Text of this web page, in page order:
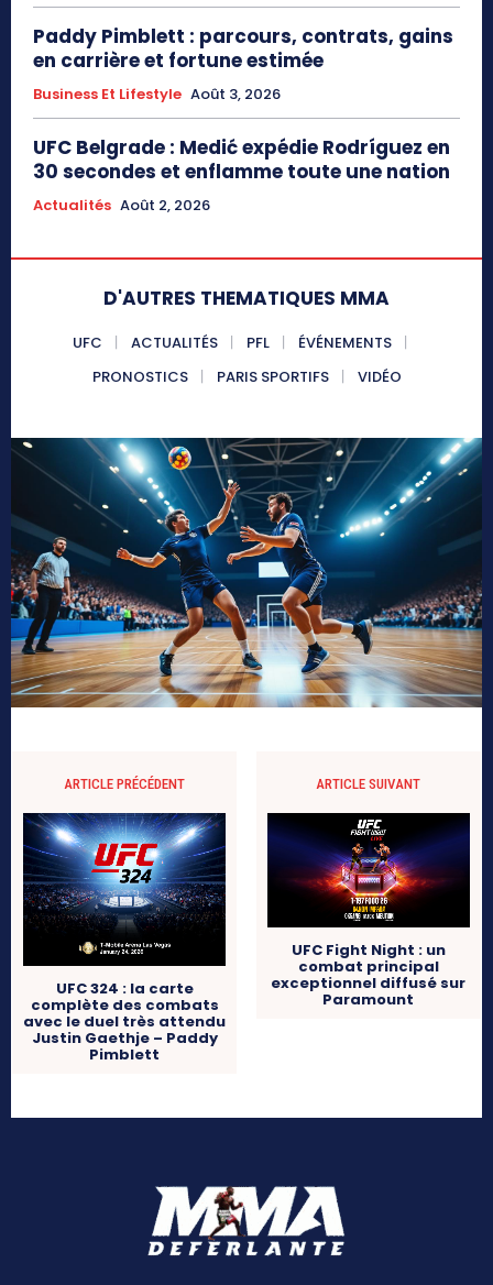
Paddy Pimblett : parcours, contrats, gains
en carrière et fortune estimée
Business Et Lifestyle Août 3, 2026
UFC Belgrade : Medić expédie Rodríguez en
30 secondes et enflamme toute une nation
Actualités Août 2, 2026
D'AUTRES THEMATIQUES MMA
UFC ACTUALITÉS PFL
ÉVÉNEMENTS
PRONOSTICS
PARIS SPORTIFS VIDÉO
ARTICLE PRÉCÉDENT
UFC 324 : la carte
complète des combats
avec le duel très attendu
Justin Gaethje – Paddy
Pimblett
ARTICLE SUIVANT
UFC Fight Night : un
combat principal
exceptionnel diffusé sur
Paramount